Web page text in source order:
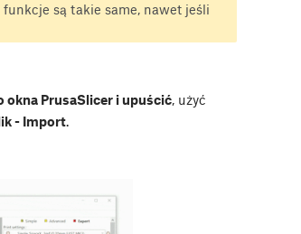
są takie same, nawet jeśli
okna PrusaSlicer i upuścić, użyć
- Import.